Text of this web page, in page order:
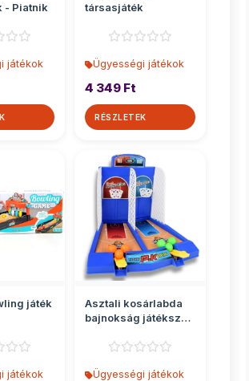
- Piatnik
játékok
társasjáték
Ügyességi játékok
4 349 Ft
RÉSZLETEK
játék
játékok
Asztali kosárlabda
bajnokság játékszett
Ügyességi játékok